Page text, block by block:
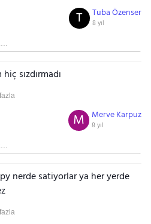
Tuba Özenser
8 yıl
T
sızdırmadı
Merve Karpuz
8 yıl
M
nerde satiyorlar ya her yerde